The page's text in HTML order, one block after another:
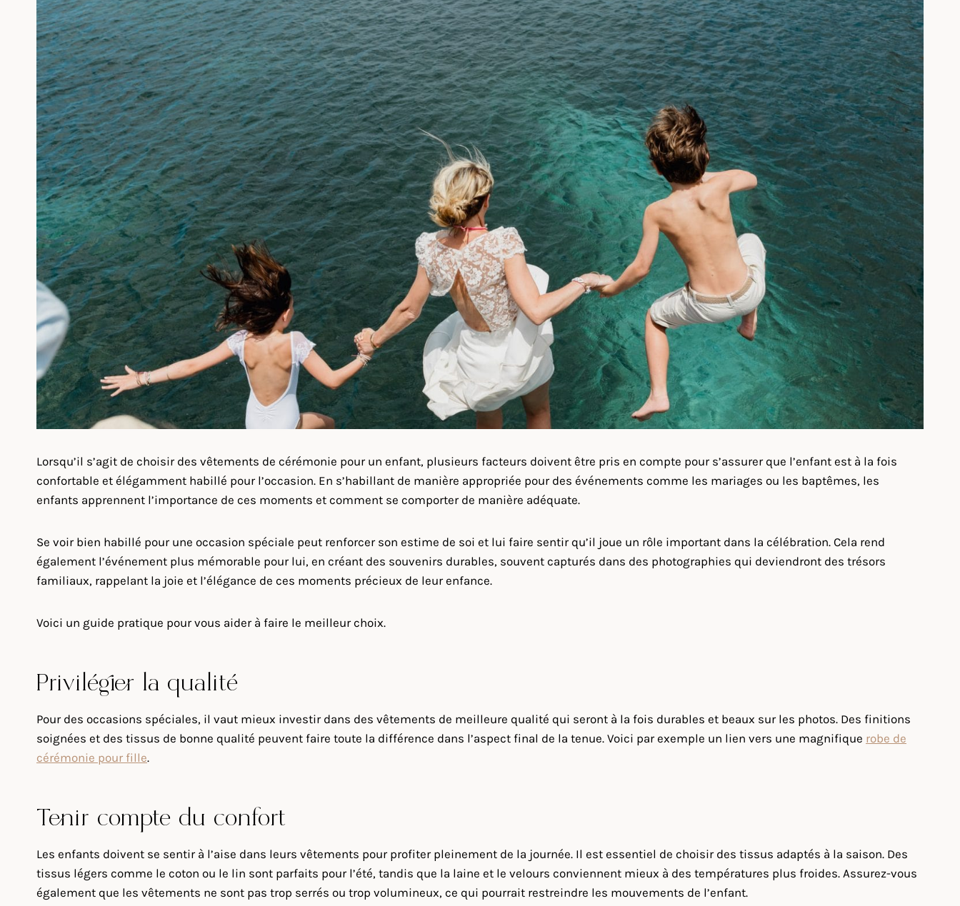
Lorsqu’il s’agit de choisir des vêtements de cérémonie pour un enfant, plusieurs facteurs doivent être pris en compte pour s’assurer que l’enfant est à la fois
confortable et élégamment habillé pour l’occasion. En s’habillant de manière appropriée pour des événements comme les mariages ou les baptêmes, les
enfants apprennent l’importance de ces moments et comment se comporter de manière adéquate.
Se voir bien habillé pour une occasion spéciale peut renforcer son estime de soi et lui faire sentir qu’il joue un rôle important dans la célébration. Cela rend
également l’événement plus mémorable pour lui, en créant des souvenirs durables, souvent capturés dans des photographies qui deviendront des trésors
familiaux, rappelant la joie et l’élégance de ces moments précieux de leur enfance.
Voici un guide pratique pour vous aider à faire le meilleur choix.
Privilégier la qualité
Pour des occasions spéciales, il vaut mieux investir dans des vêtements de meilleure qualité qui seront à la fois durables et beaux sur les photos. Des finitions
soignées et des tissus de bonne qualité peuvent faire toute la différence dans l’aspect final de la tenue. Voici par exemple un lien vers une magnifique robe de
cérémonie pour fille.
Tenir compte du confort
Les enfants doivent se sentir à l’aise dans leurs vêtements pour profiter pleinement de la journée. Il est essentiel de choisir des tissus adaptés à la saison. Des
tissus légers comme le coton ou le lin sont parfaits pour l’été, tandis que la laine et le velours conviennent mieux à des températures plus froides. Assurez-vous
également que les vêtements ne sont pas trop serrés ou trop volumineux, ce qui pourrait restreindre les mouvements de l’enfant.